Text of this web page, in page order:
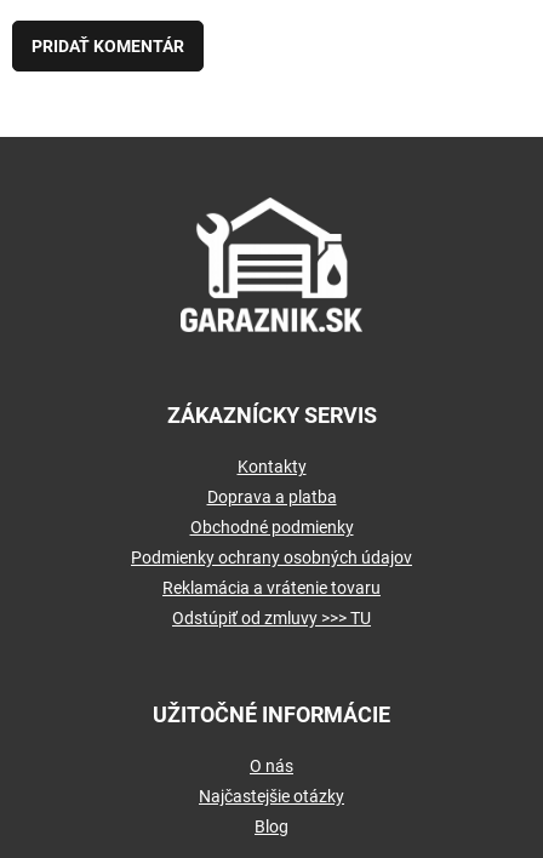
PRIDAŤ KOMENTÁR
ZÁKAZNÍCKY SERVIS
Kontakty
Doprava a platba
Obchodné podmienky
Podmienky ochrany osobných údajov
Reklamácia a vrátenie tovaru
Odstúpiť od zmluvy >>> TU
UŽITOČNÉ INFORMÁCIE
O nás
Najčastejšie otázky
Blog